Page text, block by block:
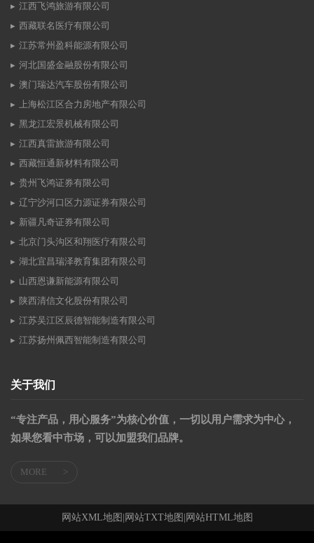
江西飞鸿旅游有限公司
西藏联名医疗有限公司
江苏常州盈科能源有限公司
河北国盛金融股份有限公司
澳门瑞达汽车股份有限公司
上海松江区合力房地产有限公司
黑龙江宏景机械有限公司
江西真雷旅游有限公司
西藏恒通新材料有限公司
贵州飞鸿证券有限公司
辽宁沙河口区力源证券有限公司
新疆凡奇证券有限公司
北京门头沟区和翔医疗有限公司
湖北宜昌瑞泽教育集团有限公司
山西恩谦新能源有限公司
陕西清信文化股份有限公司
江苏吴江区辰德智能制造有限公司
江苏扬州佩西智能制造有限公司
关于我们
“专注产品，用心服务”为核心价值，一切以用户需求为中心，
如果您看中市场，可以加盟我们品牌。
MORE >
网站XML地图 网站TXT地图 网站HTML地图